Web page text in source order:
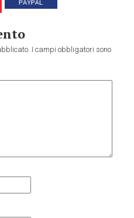
I campi obbligatori sono